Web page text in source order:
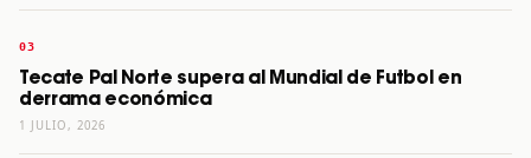
Tecate Pal Norte supera al Mundial de Futbol en
derrama económica
1 JULIO, 2026